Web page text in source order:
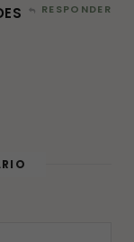
RESPONDER